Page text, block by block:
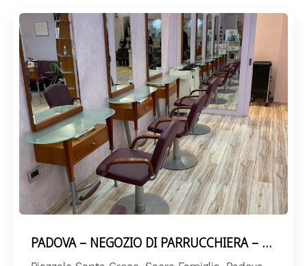
PADOVA – NEGOZIO DI PARRUCCHIERA – SANTA CROCE